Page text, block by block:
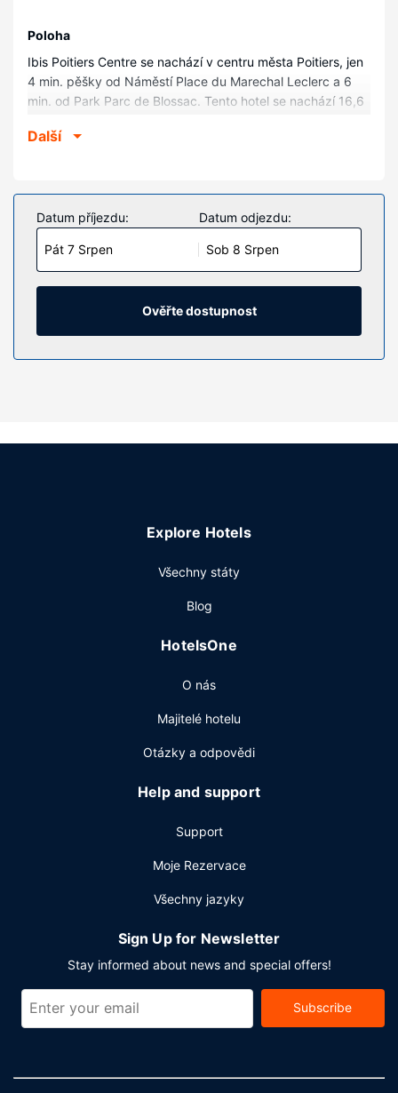
Poloha
Ibis Poitiers Centre se nachází v centru města Poitiers, jen
4 min. pěšky od Náměstí Place du Marechal Leclerc a 6
min. od Park Parc de Blossac. Tento hotel se nachází 16,6
Hilaire-le-Grand.
V jednom z 75 pokojů, k jejichž vybavení patří televize s
plochou obrazovkou, se budete cítit jako doma.
Bezdrátový internet zdarma vám zajistí spojení se světem
a televize, která nabízí satelitní kanály, dobrou zábavu. K
vybavení koupelen patří sprcha a vysoušeč vlasů. Další
užitečné vybavení a služby: vestavěný trezor a psací stůl.
Na vyžádání navíc také žehlička a žehlicí prkno.
Vybavení nemovitosti
Zahrada nabízí skvělý výhled a k dispozici je také
Hostům jsou k dispozici počítačová stanice, zapůjčení
Přímo v areálu je hostům k dispozici samostatné parkování
Další
Datum příjezdu:
Pát 7 Srpen
Datum odjezdu:
Sob 8 Srpen
Ověřte dostupnost
Explore Hotels
Všechny státy
Blog
HotelsOne
O nás
Majitelé hotelu
Otázky a odpovědi
Help and support
Support
Moje Rezervace
Všechny jazyky
Sign Up for Newsletter
Stay informed about news and special offers!
Subscribe